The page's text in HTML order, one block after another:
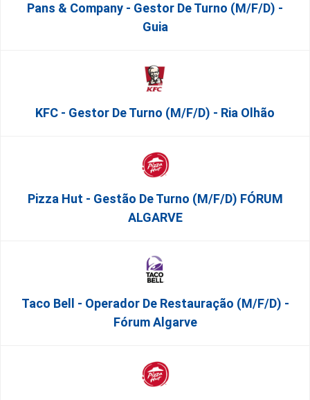
Pans & Company - Gestor De Turno (m/f/d) -
Guia
KFC - Gestor De Turno (m/f/d) - Ria Olhão
Pizza Hut - Gestão De Turno (m/f/d) FÓRUM
ALGARVE
Taco Bell - Operador De Restauração (m/f/d) -
Fórum Algarve